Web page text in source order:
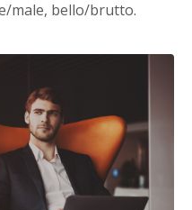
male, bello/brutto.